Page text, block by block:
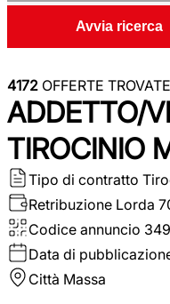
Avvia ricerca
4172 OFFERTE TROVATE
ADDETTO/
TIROCINIO
Tipo di contratto
Retribuzione Lorda
Codice annuncio
Data di
Città Massa